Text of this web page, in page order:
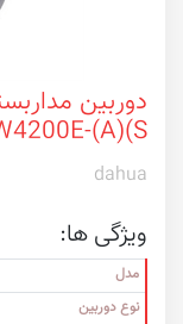
(A)(S
dahua
ویژگی ها:
مدل
نوع دوربین